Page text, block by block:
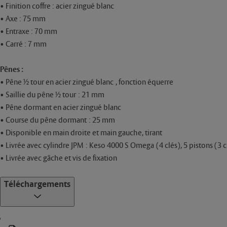
• Finition coffre : acier zingué blanc
• Axe : 75 mm
• Entraxe : 70 mm
• Carré : 7 mm
Pênes :
• Pêne ½ tour en acier zingué blanc , fonction équerre
• Saillie du pêne ½ tour : 21 mm
• Pêne dormant en acier zingué blanc
• Course du pêne dormant : 25 mm
• Disponible en main droite et main gauche, tirant
• Livrée avec cylindre JPM : Keso 4000 S Omega (4 clés), 5 pistons (3
• Livrée avec gâche et vis de fixation
Téléchargements